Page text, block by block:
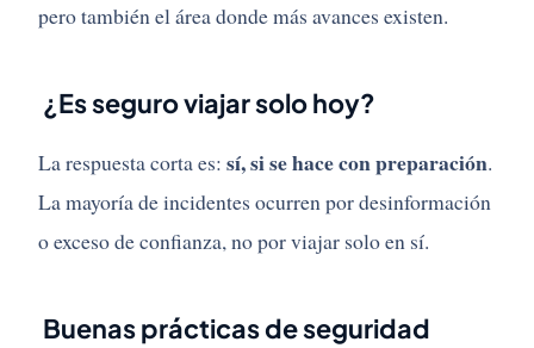
pero también el área donde más avances existen.
¿Es seguro viajar solo hoy?
La respuesta corta es: sí, si se hace con preparación.
La mayoría de incidentes ocurren por desinformación
o exceso de confianza, no por viajar solo en sí.
Buenas prácticas de seguridad